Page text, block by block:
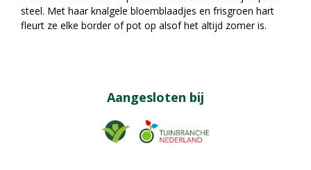
steel. Met haar knalgele bloemblaadjes en frisgroen hart
fleurt ze elke border of pot op alsof het altijd zomer is.
Aangesloten bij